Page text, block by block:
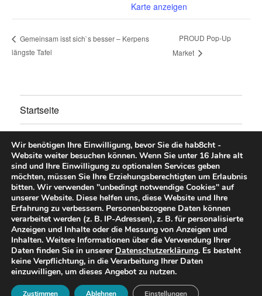
Karte anzeigen
Gemeinsam isst sich`s besser – Kerpens
längste Tafel
PROUD Pop-Up
Market
Startseite
anzeigen
Unsere Aktionen
anzeigen
Mitglied/Spenden/Mitmachen
anzeigen
Downloads
Impressum & Datenschutz
hab8cht Stolz präsentiert von WordPress
Wir benötigen Ihre Einwilligung, bevor Sie die hab8cht -
Website weiter besuchen können. Wenn Sie unter 16 Jahre alt
sind und Ihre Einwilligung zu optionalen Services geben
möchten, müssen Sie Ihre Erziehungsberechtigten um Erlaubnis
bitten. Wir verwenden "unbedingt notwendige Cookies" auf
unserer Website. Diese helfen uns, diese Website und Ihre
Erfahrung zu verbessern. Personenbezogene Daten können
verarbeitet werden (z. B. IP-Adressen), z. B. für personalisierte
Anzeigen und Inhalte oder die Messung von Anzeigen und
Inhalten. Weitere Informationen über die Verwendung Ihrer
Daten finden Sie in unserer Datenschutzerklärung. Es besteht
keine Verpflichtung, in die Verarbeitung Ihrer Daten
einzuwilligen, um dieses Angebot zu nutzen.
Zustimmen Ablehnen Einstellungen